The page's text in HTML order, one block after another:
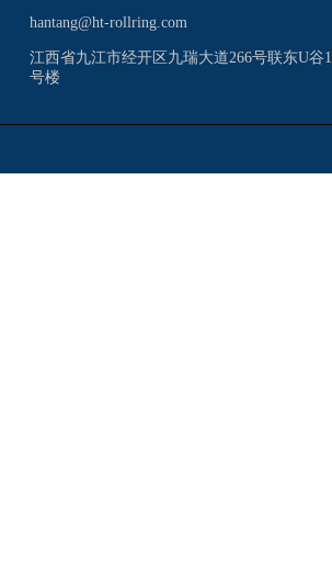
hantang@ht-rollring.com
江西省九江市经开区九瑞大道266号联东U谷1
号楼